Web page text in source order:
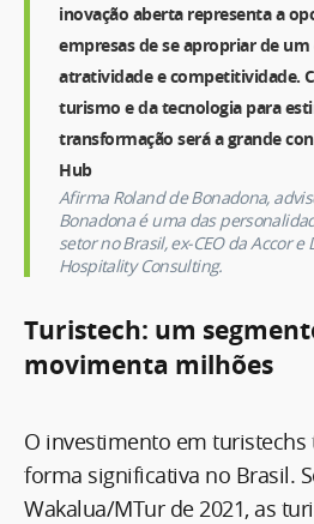
inovação aberta representa a
empresas de se apropriar de
atratividade e competitividade.
turismo e da tecnologia para
transformação será a grande
Hub
Afirma Roland de Bonadona,
Bonadona é uma das
setor no Brasil, ex-CEO da Accor
Hospitality Consulting.
Turistech: um
movimenta milhões
O investimento em turistechs
forma significativa no Brasil.
Wakalua/MTur de 2021, as